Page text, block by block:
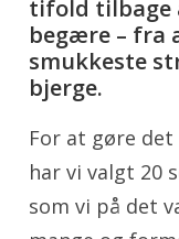
tifold tilbage
begære –
smukkeste
bjerge.
For at gøre
har vi valgt 20
som vi på det